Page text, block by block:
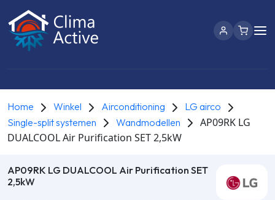
Home Winkel Airconditioning
LG airco
Single-split systemen
Wandmodellen
AP09RK LG
DUALCOOL Air Purification SET 2,5kW
AP09RK LG DUALCOOL Air Purification SET
2,5kW